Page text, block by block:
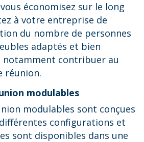
économisez sur le long
à votre entreprise de
du nombre de personnes
adaptés et bien
notamment contribuer au
réunion.
modulables
modulables sont conçues
configurations et
sont disponibles dans une